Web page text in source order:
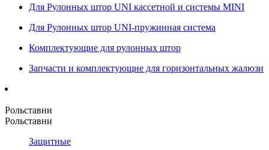
Для Рулонных штор UNI кассетной и системы MINI
Для Рулонных штор UNI-пружинная система
Комплектующие для рулонных штор
Запчасти и комплектующие для горизонтальных жалюзи
Рольставни
Рольставни
Защитные